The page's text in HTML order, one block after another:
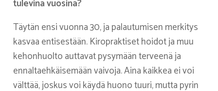
tulevina vuosina?
Täytän ensi vuonna 30, ja palautumisen merkitys
kasvaa entisestään. Kiropraktiset hoidot ja muu
kehonhuolto auttavat pysymään terveenä ja
ennaltaehkäisemään vaivoja. Aina kaikkea ei voi
välttää, joskus voi käydä huono tuuri, mutta pyrin